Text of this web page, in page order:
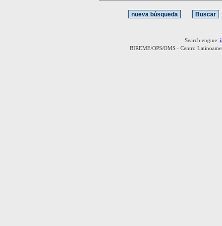
Search engine:
BIREME/OPS/OMS - Centro